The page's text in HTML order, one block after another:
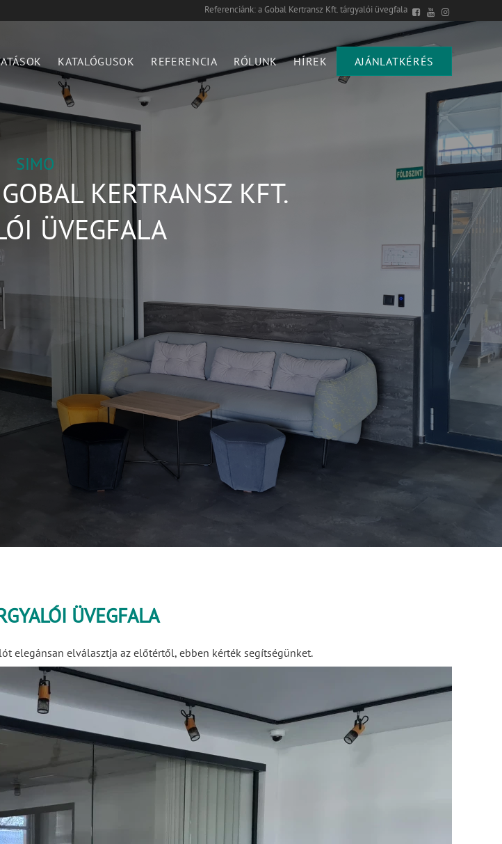
Referenciánk: a Gobal Kertransz Kft. tárgyalói üvegfala
KATALÓGUSOK REFERENCIA RÓLUNK HÍREK AJÁNLATKÉRÉS
SIMO
KERTRANSZ KFT.
ÜVEGFALA
ÜVEGFALA
elegánsan elválasztja az előtértől, ebben kérték segítségünket.